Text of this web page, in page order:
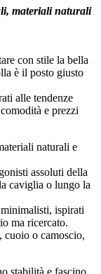
materiali naturali
con stile la bella
è il posto giusto
alle tendenze
e prezzi
naturali e
assoluti della
caviglia o lungo la
ispirati
ma ricercato.
cuoio o camoscio,